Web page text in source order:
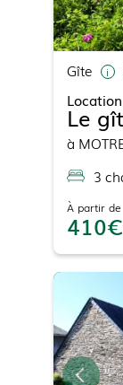
Gîte
Le
à
3
À partir de
410